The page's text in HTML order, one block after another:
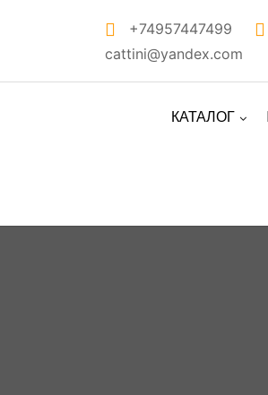
+74957447499
cattini@yandex.com
КАТАЛОГ